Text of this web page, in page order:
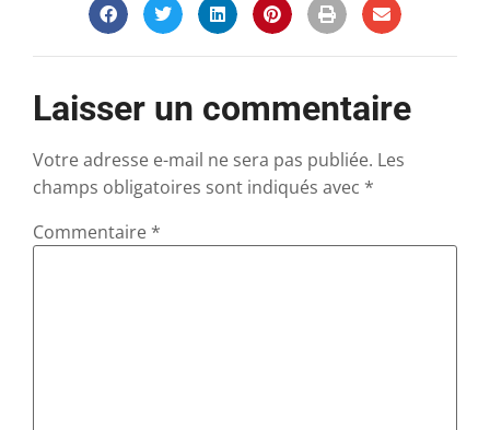
Laisser un commentaire
Votre adresse e-mail ne sera pas publiée. Les
champs obligatoires sont indiqués avec *
Commentaire *